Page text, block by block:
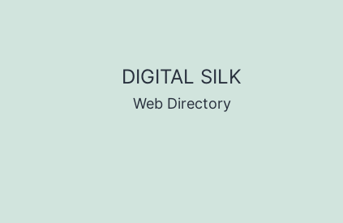
DIGITAL SILK
Web Directory